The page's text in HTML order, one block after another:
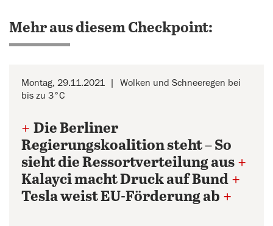
Mehr aus diesem Checkpoint:
Montag, 29.11.2021
Wolken und Schneeregen bei
bis zu 3°C
+ Die Berliner
Regierungskoalition steht – So
sieht die Ressortverteilung aus +
Kalayci macht Druck auf Bund +
Tesla weist EU-Förderung ab +